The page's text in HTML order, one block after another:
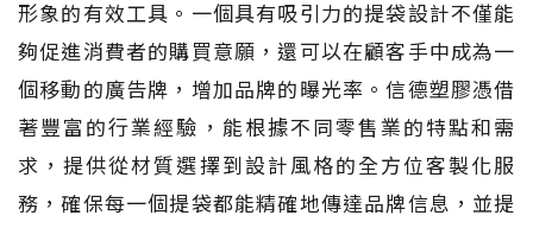
形象的有效工具。一個具有吸引力的提袋設計不僅能
夠促進消費者的購買意願，還可以在顧客手中成為一
個移動的廣告牌，增加品牌的曝光率。信德塑膠憑借
著豐富的行業經驗，能根據不同零售業的特點和需
求，提供從材質選擇到設計風格的全方位客製化服
務，確保每一個提袋都能精確地傳達品牌信息，並提